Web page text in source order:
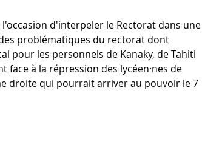
l'occasion d'interpeler le Rectorat dans une
problématiques du rectorat dont
pour les personnels de Kanaky, de Tahiti
à la répression des lycéen·nes de
droite qui pourrait arriver au pouvoir le 7